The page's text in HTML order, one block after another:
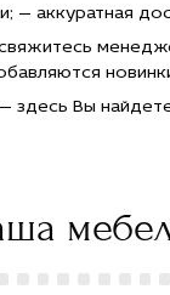
— аккуратная
— здесь Вы